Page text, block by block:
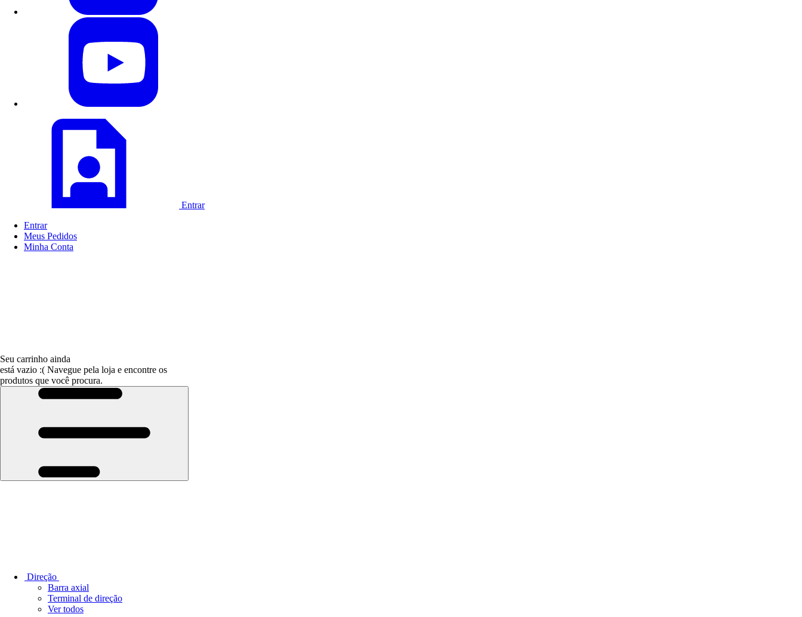
Entrar
Entrar
Meus Pedidos
Minha Conta
Seu carrinho ainda
está vazio :( Navegue pela loja e encontre os
produtos que você procura.
Direção
Barra axial
Terminal de direção
Ver todos